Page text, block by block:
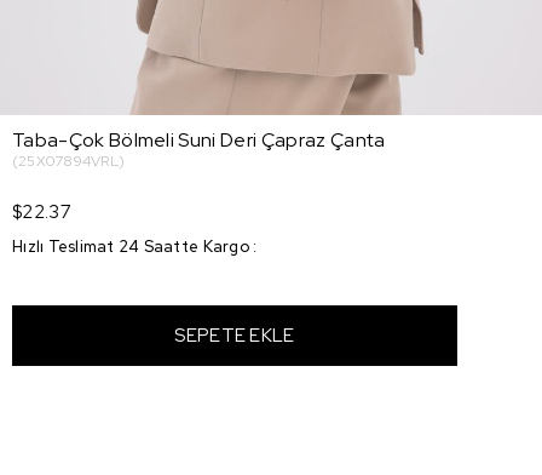
Taba-Çok Bölmeli Suni Deri Çapraz Çanta
(25X07894VRL)
$22.37
Hızlı Teslimat 24 Saatte Kargo :